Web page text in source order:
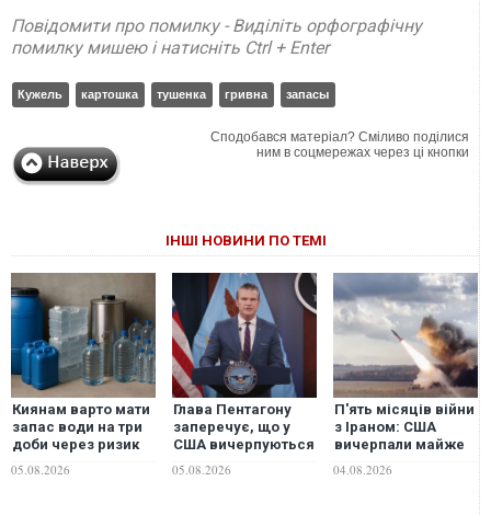
Повідомити про помилку - Виділіть орфографічну
помилку мишею і натисніть Ctrl + Enter
Кужель картошка тушенка гривна запасы
Сподобався матеріал? Сміливо поділися
ним в соцмережах через ці кнопки
ІНШІ НОВИНИ ПО ТЕМІ
Киянам варто мати
запас води на три
доби через ризик
нових атак РФ -
експерт
05.08.2026
Глава Пентагону
заперечує, що у
США вичерпуються
запаси ракет
05.08.2026
П'ять місяців війни
з Іраном: США
вичерпали майже
всі запаси ракет
ATACMS і PrSM —
04.08.2026